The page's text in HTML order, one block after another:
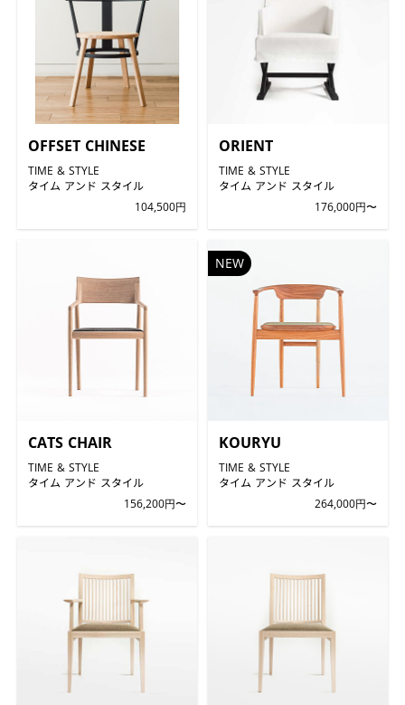
OFFSET CHINESE
TIME & STYLE
タイム アンド スタイル
104,500円
ORIENT
TIME & STYLE
タイム アンド スタイル
176,000円〜
CATS CHAIR
TIME & STYLE
タイム アンド スタイル
156,200円〜
KOURYU
TIME & STYLE
タイム アンド スタイル
264,000円〜
NEW